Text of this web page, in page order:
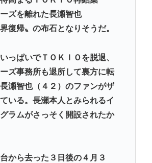
つに」
んが全く流行らない理由ってなんや
内科クリニック、待合室に『ドカ食
ちづきさん』を置いてしまい炎上
うるせぇ」と苦情がある為使える公
はうるさいと答える住民はおらず こ
が電話してんだろな
ズを離れた長瀬智也
界復帰〟の布石となりそうだ。
っぱいでＴＯＫＩＯを脱退、
ズ事務所も退所して裏方に転
瀬智也（４２）のファンがザ
いる。長瀬本人とみられるイ
ラムがさっそく開設されたか
から去った３日後の４月３